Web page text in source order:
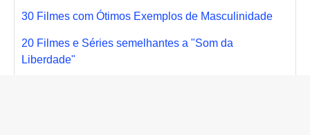
30 Filmes com Ótimos Exemplos de Masculinidade
20 Filmes e Séries semelhantes a "Som da
Liberdade"